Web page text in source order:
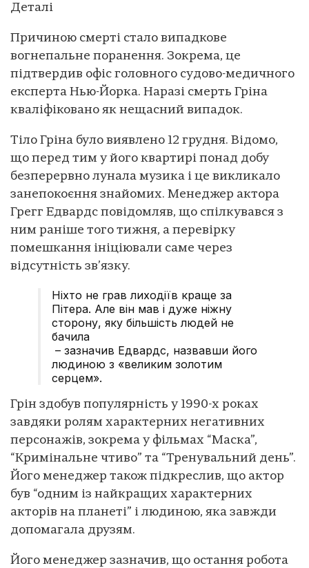
Деталі
Причиною смерті стало випадкове
вогнепальне поранення. Зокрема, це
підтвердив офіс головного судово-медичного
експерта Нью-Йорка. Наразі смерть Гріна
кваліфіковано як нещасний випадок.
Тіло Гріна було виявлено 12 грудня. Відомо,
що перед тим у його квартирі понад добу
безперервно лунала музика і це викликало
занепокоєння знайомих. Менеджер актора
Грегг Едвардс повідомляв, що спілкувався з
ним раніше того тижня, а перевірку
помешкання ініціювали саме через
відсутність зв’язку.
Ніхто не грав лиходіїв краще за
Пітера. Але він мав і дуже ніжну
сторону, яку більшість людей не
бачила
– зазначив Едвардс, назвавши його
людиною з «великим золотим
серцем».
Грін здобув популярність у 1990-х роках
завдяки ролям характерних негативних
персонажів, зокрема у фільмах “Маска”,
“Кримінальне чтиво” та “Тренувальний день”.
Його менеджер також підкреслив, що актор
був “одним із найкращих характерних
акторів на планеті” і людиною, яка завжди
допомагала друзям.
Його менеджер зазначив, що остання робота